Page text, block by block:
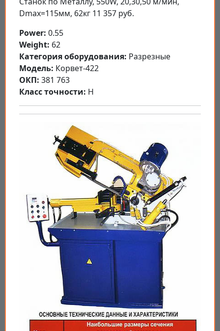
Dmax=115мм, 62кг 11 357 руб.
Power: 0.55
Weight: 62
Категория оборудования: Разрезные
Модель: Корвет-422
ОКП: 381 763
Класс точности: Н